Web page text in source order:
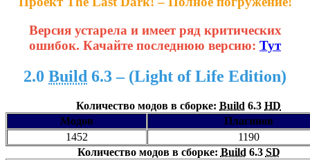
Версия устарела и имеет ряд критических
ошибок. Качайте последнюю версию: Тут
2.0 Build 6.3– (Light of Life Edition)
Количество модов в сборке: Build 6.3 HD
Модов
Плагинов
1452
1190
Количество модов в сборке: Build 6.3 SD